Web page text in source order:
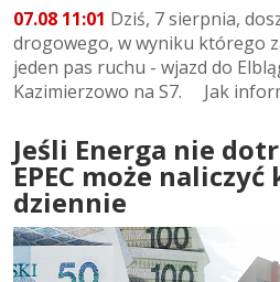
07.08 11:01 Dziś, 7 sierpnia,
drogowego, w wyniku którego
jeden pas ruchu - wjazd do
Kazimierzowo na S7. Jak
Jeśli Energa nie
EPEC może naliczyć
dziennie